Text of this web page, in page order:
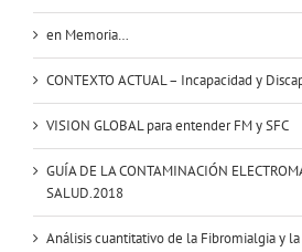
en Memoria…
CONTEXTO ACTUAL – Incapacidad y
VISION GLOBAL para entender FM y SFC
GUÍA DE LA CONTAMINACIÓN
SALUD.2018
Análisis cuantitativo de la Fibromialgia y